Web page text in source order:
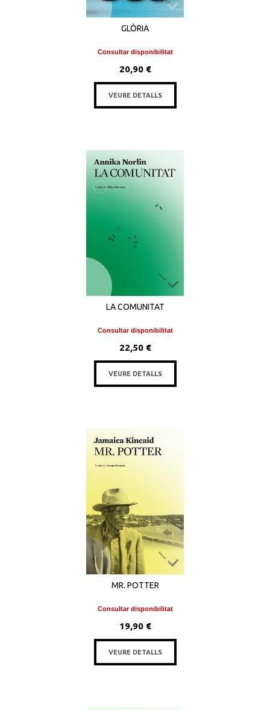
GLÒRIA
Consultar disponibilitat
20,90 €
VEURE DETALLS
LA COMUNITAT
Consultar disponibilitat
22,50 €
VEURE DETALLS
MR. POTTER
Consultar disponibilitat
19,90 €
VEURE DETALLS